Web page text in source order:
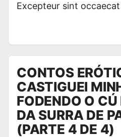
Excepteur sint
CONTOS
CASTIGUEI
FODENDO O
DA SURRA DE
(PARTE 4 DE 4)